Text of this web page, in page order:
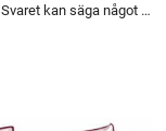
I vilken ställning sover du? Svaret kan säga något intressant om dig som person